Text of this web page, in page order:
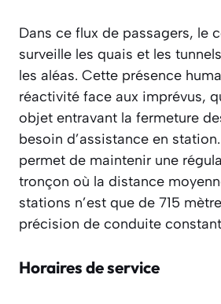
Dans ce flux de passagers, le
surveille les quais et les
les aléas. Cette présence
réactivité face aux imprévus,
objet entravant la fermeture
besoin d’assistance en
permet de maintenir une
tronçon où la distance
stations n’est que de 715
précision de conduite
Horaires de service